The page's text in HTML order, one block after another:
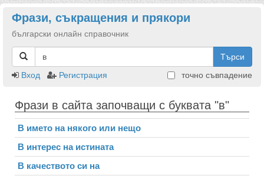
Фрази, съкращения и прякори
български онлайн справочник
Търси
Вход
Регистрация точно съвпадение
Фрази в сайта започващи с буквата "в"
В името на някого или нещо
В интерес на истината
В качеството си на